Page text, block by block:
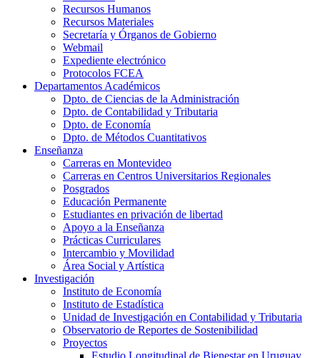
Recursos Humanos
Recursos Materiales
Secretaría y Órganos de Gobierno
Webmail
Expediente electrónico
Protocolos FCEA
Departamentos Académicos
Dpto. de Ciencias de la Administración
Dpto. de Contabilidad y Tributaria
Dpto. de Economía
Dpto. de Métodos Cuantitativos
Enseñanza
Carreras en Montevideo
Carreras en Centros Universitarios Regionales
Posgrados
Educación Permanente
Estudiantes en privación de libertad
Apoyo a la Enseñanza
Prácticas Curriculares
Intercambio y Movilidad
Área Social y Artística
Investigación
Instituto de Economía
Instituto de Estadística
Unidad de Investigación en Contabilidad y Tributaria
Observatorio de Reportes de Sostenibilidad
Proyectos
Estudio Longitudinal de Bienestar en Uruguay